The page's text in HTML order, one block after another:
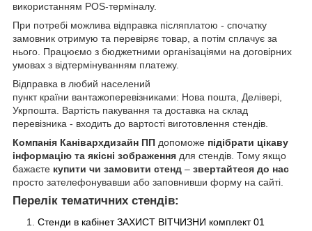
використанням POS-терміналу.
При потребі можлива відправка післяплатою - спочатку
замовник отримую та перевіряє товар, а потім сплачує за
нього. Працюємо з бюджетними організаціями на договірних
умовах з відтермінуванням платежу.
Відправка в любий населений
пункт країни вантажоперевізниками: Нова пошта, Делівері,
Укрпошта. Вартість пакування та доставка на склад
перевізника - входить до вартості виготовлення стендів.
Компанія Канівархдизайн ПП допоможе підібрати цікаву
інформацію та якісні зображення для стендів. Тому якщо
бажаєте купити чи замовити стенд – звертайтеся до нас
просто зателефонувавши або заповнивши форму на сайті.
Перелік тематичних стендів:
Стенди в кабінет ЗАХИСТ ВІТЧИЗНИ комплект 01